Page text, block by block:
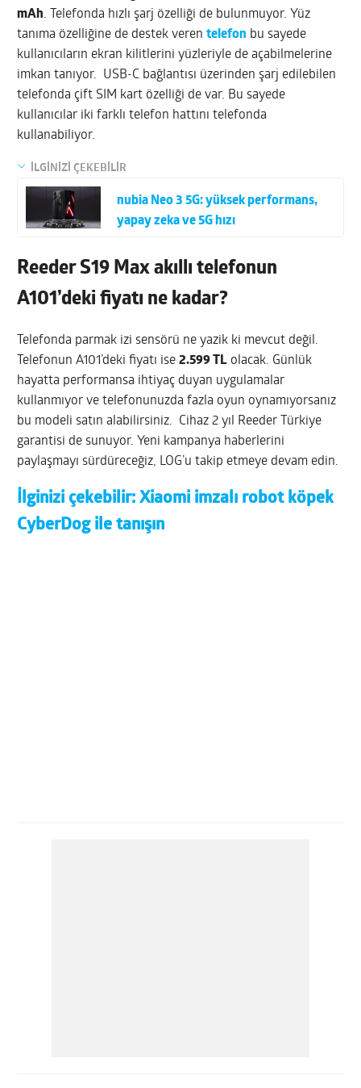
mAh. Telefonda hızlı şarj özelliği de bulunmuyor. Yüz
tanıma özelliğine de destek verentelefon bu sayede
kullanıcıların ekran kilitlerini yüzleriyle de açabilmelerine
imkan tanıyor. USB-C bağlantısı üzerinden şarj edilebilen
telefonda çift SIM kart özelliği de var. Bu sayede
kullanıcılar iki farklı telefon hattını telefonda
kullanabiliyor.
İLGİNİZİ ÇEKEBİLİR
nubia Neo 3 5G: yüksek performans,
yapay zeka ve 5G hızı
Reeder S19 Max akıllı telefonun
A101’deki fiyatı ne kadar?
Telefonda parmak izi sensörü ne yazik ki mevcut değil.
Telefonun A101’deki fiyatı ise2.599 TL olacak. Günlük
hayatta performansa ihtiyaç duyan uygulamalar
kullanmıyor ve telefonunuzda fazla oyun oynamıyorsanız
bu modeli satın alabilirsiniz. Cihaz 2 yıl Reeder Türkiye
garantisi de sunuyor. Yeni kampanya haberlerini
paylaşmayı sürdüreceğiz, LOG’u takip etmeye devam edin.
İlginizi çekebilir:Xiaomi imzalı robot köpek
CyberDog ile tanışın